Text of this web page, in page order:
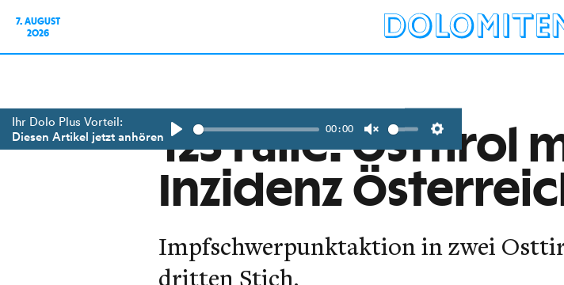
7. AUGUST
2026
Ihr Dolo Plus Vorteil:
Diesen Artikel jetzt anhören 00:00
Settings
123 Fälle: Osttirol
Inzidenz
Impfschwerpunktaktion in zwei
dritten Stich.